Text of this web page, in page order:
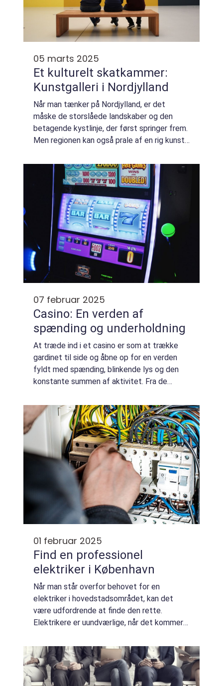
05 marts 2025
Et kulturelt skatkammer:
Kunstgalleri i Nordjylland
Når man tænker på Nordjylland, er det
måske de storslåede landskaber og den
betagende kystlinje, der først springer frem.
Men regionen kan også prale af en rig kunst-
07 februar 2025
Casino: En verden af
spænding og underholdning
At træde ind i et casino er som at trække
gardinet til side og åbne op for en verden
fyldt med spænding, blinkende lys og den
konstante summen af aktivitet. Fra de
pokerspil, et casi...
01 februar 2025
Find en professionel
elektriker i København
Når man står overfor behovet for en
elektriker i hovedstadsområdet, kan det
være udfordrende at finde den rette.
Elektrikere er uundværlige, når det kommer
specialiserede o...